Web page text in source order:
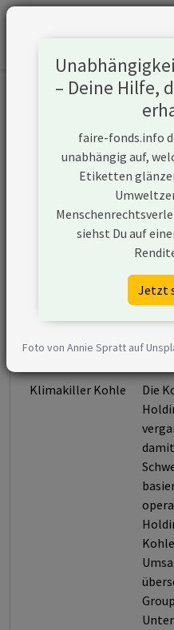
Informationen zum
/
Konflikte
über
Klimakiller Kohle
Die
– Deine Hilfe,
faire-fonds.info
unabhängig auf,
Etiketten
siehst Du auf
Jetzt
Foto von Annie Spratt auf